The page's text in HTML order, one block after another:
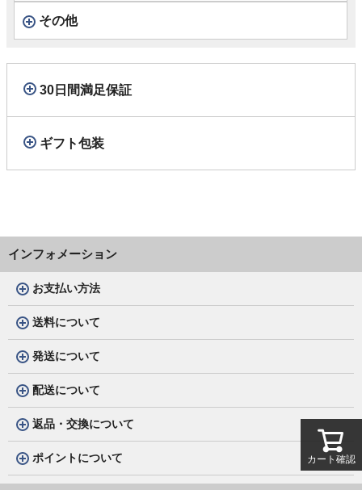
その他
30日間満足保証
ギフト包装
インフォメーション
お支払い方法
送料について
発送について
配送について
返品・交換について
ポイントについて カート確認